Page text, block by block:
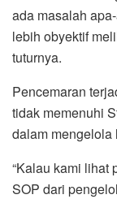
ada masalah
lebih obyektif
tuturnya.
Pencemaran
tidak memenuhi
dalam mengelola
“Kalau kami lihat
SOP dari